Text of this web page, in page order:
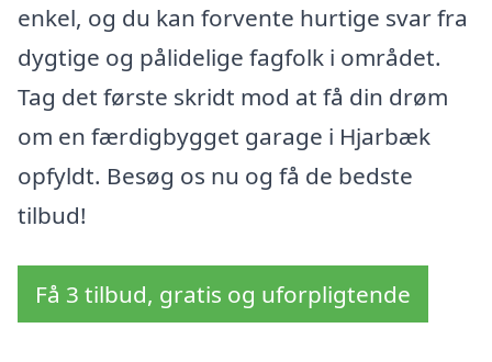
enkel, og du kan forvente hurtige svar fra
dygtige og pålidelige fagfolk i området.
Tag det første skridt mod at få din drøm
om en færdigbygget garage i Hjarbæk
opfyldt. Besøg os nu og få de bedste
tilbud!
Få 3 tilbud, gratis og uforpligtende